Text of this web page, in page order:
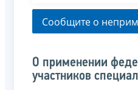
Сообщите о
О применении
участников